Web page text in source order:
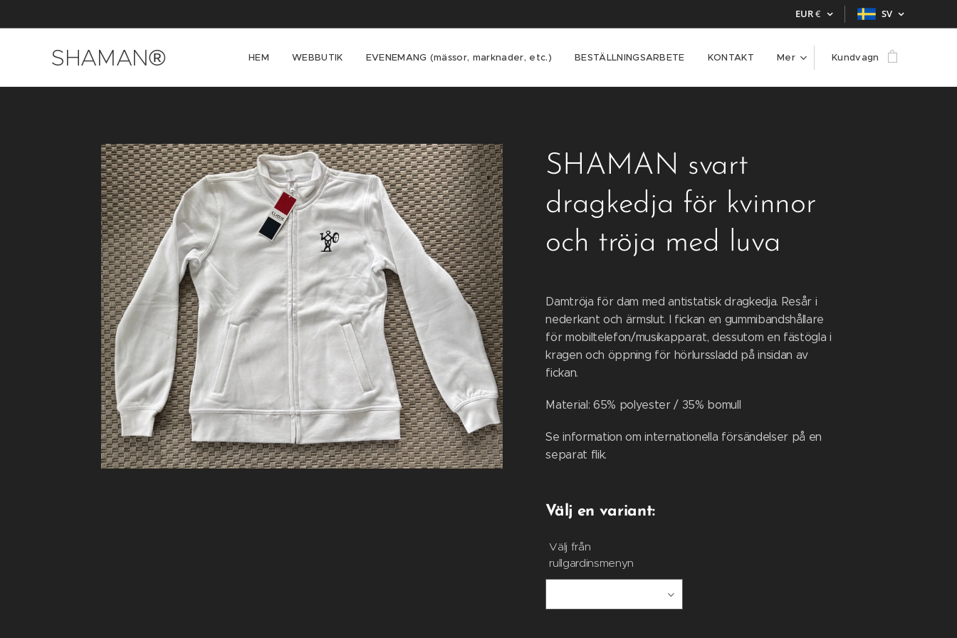
EUR€ SV
SHAMAN® HEM WEBBUTIK EVENEMANG (mässor, marknader, etc.) BESTÄLLNINGSARBETE KONTAKT Mer Kundvagn
SHAMAN svart
dragkedja för kvinnor
och tröja med luva
Damtröja för dam med antistatisk dragkedja. Resår i
nederkant och ärmslut. I fickan en gummibandshållare
för mobiltelefon/musikapparat, dessutom en fästögla i
kragen och öppning för hörlurssladd på insidan av
fickan.
Material: 65% polyester / 35% bomull
Se information om internationella försändelser på en
separat flik.
Välj en variant:
Välj från
rullgardinsmenyn